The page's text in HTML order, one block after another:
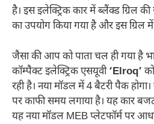
है। इस इलेक्ट्रिक कार में ब्लैंक्ड ग्रिल
का उपयोग किया गया है और इस ग्रिल
जैसा की आप को पाता चल ही गया है
कॉम्पैक्ट इलेक्ट्रिक एसयूवी‘Elroq’
रही है। नया मॉडल में 4 बैटरी पैक
पर काफी समय लगाया है। यह कार
यह नया मॉडल MEB प्लेटफॉर्म पर